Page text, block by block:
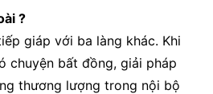
?
giáp với ba làng khác. Khi
chuyện bất đồng, giải pháp
thương lượng trong nội bộ